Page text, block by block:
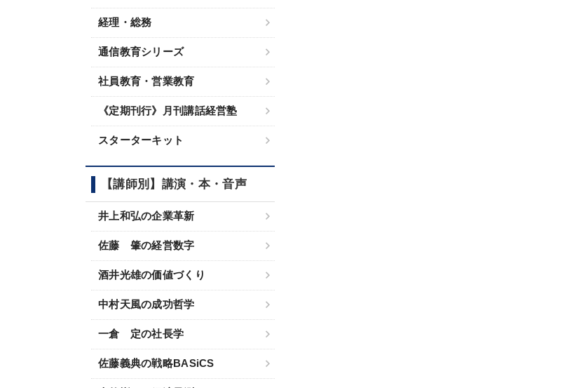
経理・総務
通信教育シリーズ
社員教育・営業教育
《定期刊行》月刊講話経営塾
スターターキット
【講師別】講演・本・音声
井上和弘の企業革新
佐藤 肇の経営数字
酒井光雄の価値づくり
中村天風の成功哲学
一倉 定の社長学
佐藤義典の戦略BASiCS